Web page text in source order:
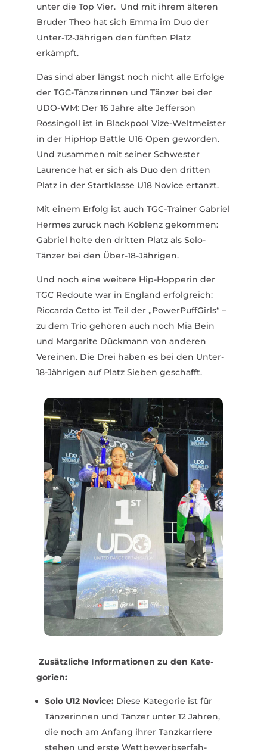
unter die Top Vier. Und mit ihrem älteren
Bruder Theo hat sich Emma im Duo der
Unter-12-Jährigen den fünften Platz
erkämpft.
Das sind aber längst noch nicht alle Erfolge
der TGC-Tänzerinnen und Tänzer bei der
UDO-WM: Der 16 Jahre alte Jefferson
Rossingoll ist in Blackpool Vize-Weltmeister
in der HipHop Battle U16 Open geworden.
Und zusammen mit seiner Schwester
Laurence hat er sich als Duo den dritten
Platz in der Start­klasse U18 Novice ertanzt.
Mit einem Erfolg ist auch TGC-Trainer Gabriel
Hermes zurück nach Koblenz gekommen:
Gabriel holte den dritten Platz als Solo-
Tänzer bei den Über-18-Jährigen.
Und noch eine weitere Hip-Hopperin der
TGC Redoute war in England erfolg­reich:
Riccarda Cetto ist Teil der „Power­Puff­Girls“ –
zu dem Trio gehören auch noch Mia Bein
und Margarite Dückmann von anderen
Vereinen. Die Drei haben es bei den Unter-
18-Jährigen auf Platz Sieben geschafft.
Zusätz­liche Infor­ma­tionen zu den Kate­
gorien:
Solo U12 Novice: Diese Kate­gorie ist für
Tänze­rinnen und Tänzer unter 12 Jahren,
die noch am Anfang ihrer Tanz­kar­riere
stehen und erste Wett­be­werbs­er­fah­